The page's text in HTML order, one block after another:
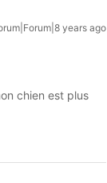
years ago
chien est plus